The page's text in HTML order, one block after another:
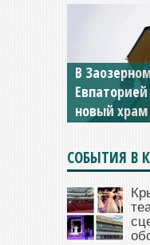
Мужской
и Дамиана
открыт для
СОБЫТИЯ В